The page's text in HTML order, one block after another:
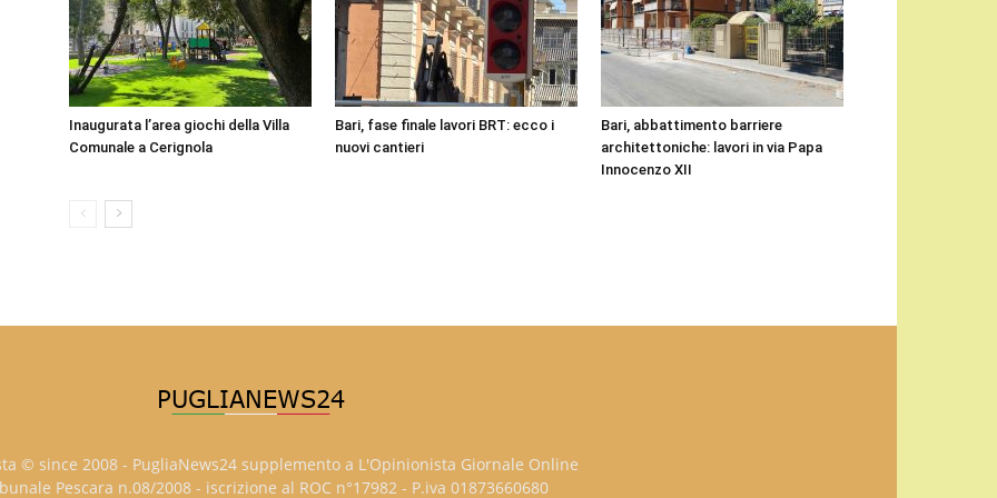
Inaugurata l’area giochi della Villa
Comunale a Cerignola
Bari, fase finale lavori BRT: ecco i
nuovi cantieri
Bari, abbattimento barriere
architettoniche: lavori in via Papa
Innocenzo XII
© since 2008 - PugliaNews24 supplemento a L'Opinionista Giornale Online
Pescara n.08/2008 - iscrizione al ROC n°17982 - P.iva 01873660680